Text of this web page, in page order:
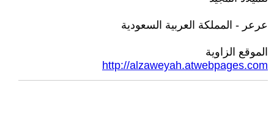
عرعر - المملكة العربية السعودية
الموقع الزاوية
http://alzaweyah.atwebpages.com